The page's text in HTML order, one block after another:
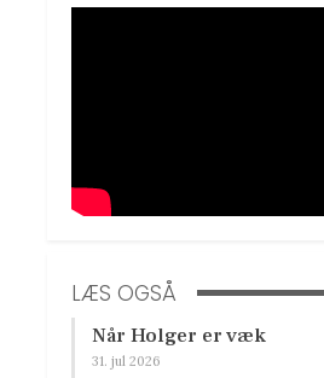
LÆS OGSÅ
Når Holger er væk
31. jul 2026